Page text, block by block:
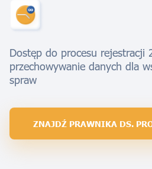
Dostęp do procesu rejestracji
przechowywanie danych dla
spraw
ZNAJDŹ PRAWNIKA DS.